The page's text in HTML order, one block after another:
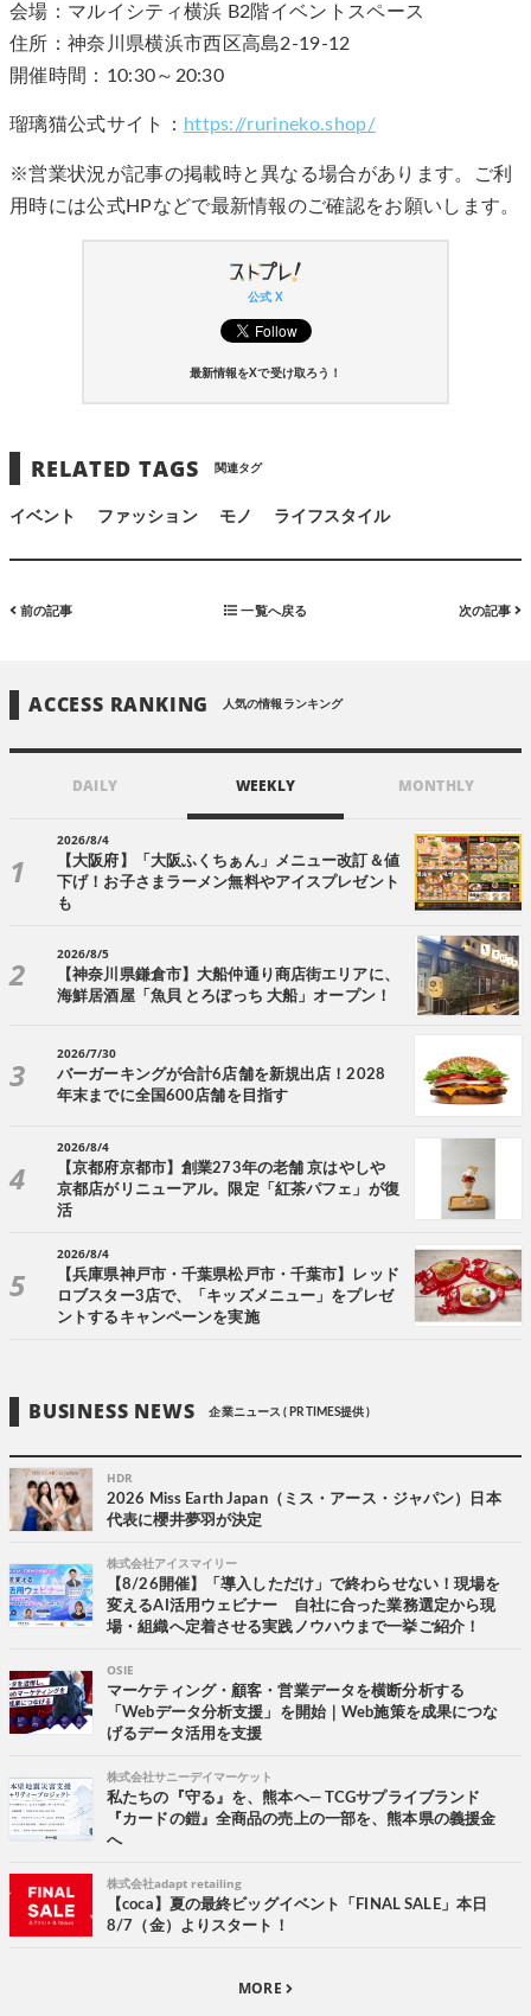
会場：マルイシティ横浜 B2階イベントスペース
住所：神奈川県横浜市西区高島2-19-12
開催時間：10:30～20:30
瑠璃猫公式サイト： https://rurineko.shop/
※営業状況が記事の掲載時と異なる場合があります。ご利
用時には公式HPなどで最新情報のご確認をお願いします。
公式 X
最新情報をXで受け取ろう！
RELATED TAGS 関連タグ
イベント ファッション モノ ライフスタイル
前の記事 一覧へ戻る 次の記事
ACCESS RANKING 人気の情報ランキング
DAILY WEEKLY MONTHLY
2026/8/4
【大阪府】「大阪ふくちぁん」メニュー改訂＆値
下げ！お子さまラーメン無料やアイスプレゼント
も
2026/8/5
【神奈川県鎌倉市】大船仲通り商店街エリアに、
海鮮居酒屋「魚貝 とろぼっち 大船」オープン！
2026/7/30
バーガーキングが合計6店舗を新規出店！2028
年末までに全国600店舗を目指す
2026/8/4
【京都府京都市】創業273年の老舗 京はやしや
京都店がリニューアル。限定「紅茶パフェ」が復
活
2026/8/4
【兵庫県神戸市・千葉県松戸市・千葉市】レッド
ロブスター3店で、「キッズメニュー」をプレゼ
ントするキャンペーンを実施
BUSINESS NEWS 企業ニュース ( PR TIMES提供 )
HDR
2026 Miss Earth Japan（ミス・アース・ジャパン）日本
代表に櫻井夢羽が決定
株式会社アイスマイリー
【8/26開催】「導入しただけ」で終わらせない！現場を
変えるAI活用ウェビナー 自社に合った業務選定から現
場・組織へ定着させる実践ノウハウまで一挙ご紹介！
OSIE
マーケティング・顧客・営業データを横断分析する
「Webデータ分析支援」を開始｜Web施策を成果につな
げるデータ活用を支援
株式会社サニーデイマーケット
私たちの『守る』を、熊本へ― TCGサプライブランド
『カードの鎧』全商品の売上の一部を、熊本県の義援金
へ
株式会社adapt retailing
【coca】夏の最終ビッグイベント「FINAL SALE」本日
8/7（金）よりスタート！
MORE